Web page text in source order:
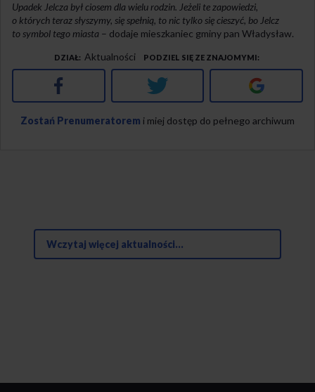
Upadek Jelcza był ciosem dla wielu rodzin. Jeżeli te zapowiedzi,
o których teraz słyszymy, się spełnią, to nic tylko się cieszyć, bo Jelcz
to symbol tego miasta – dodaje mieszkaniec gminy pan Władysław.
DZIAŁ Aktualności PODZIEL SIĘ ZE ZNAJOMYMI
Facebook Twitter Google+
Zostań Prenumeratorem i miej dostęp do pełnego archiwum
Wczytaj więcej aktualności...